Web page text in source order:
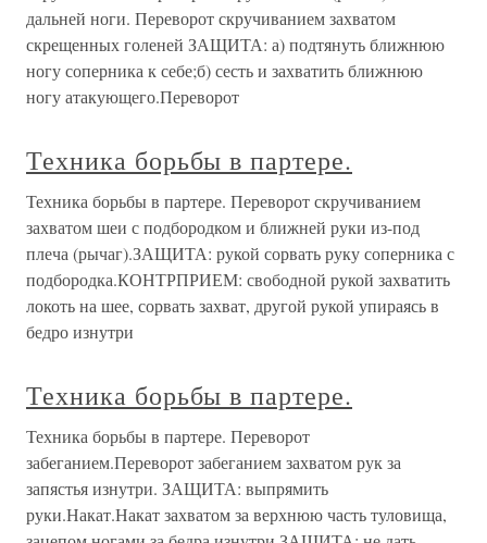
дальней ноги. Переворот скручиванием захватом
скрещенных голеней ЗАЩИТА: а) подтянуть ближнюю
ногу соперника к себе;б) сесть и захватить ближнюю
ногу атакующего.Переворот
Техника борьбы в партере.
Техника борьбы в партере. Переворот скручиванием
захватом шеи с подбородком и ближней руки из-под
плеча (рычаг).ЗАЩИТА: рукой сорвать руку соперника с
подбородка.КОНТРПРИЕМ: свободной рукой захватить
локоть на шее, сорвать захват, другой рукой упираясь в
бедро изнутри
Техника борьбы в партере.
Техника борьбы в партере. Переворот
забеганием.Переворот забеганием захватом рук за
запястья изнутри. ЗАЩИТА: выпрямить
руки.Накат.Накат захватом за верхнюю часть туловища,